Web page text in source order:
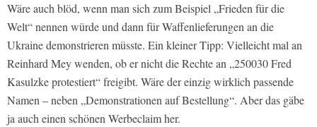
Wäre auch blöd, wenn man sich zum Beispiel „Frieden für die
Welt“ nennen würde und dann für Waffenlieferungen an die
Ukraine demonstrieren müsste. Ein kleiner Tipp: Vielleicht mal an
Reinhard Mey wenden, ob er nicht die Rechte an „250030 Fred
Kasulzke protestiert“ freigibt. Wäre der einzig wirklich passende
Namen – neben „Demonstrationen auf Bestellung“. Aber das gäbe
ja auch einen schönen Werbeclaim her.